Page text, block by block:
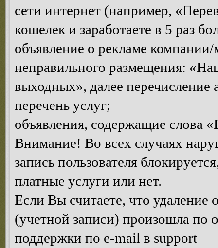
сети интернет (например,
кошелек и заработаете в 5 раз
объявление о рекламе
неправильного размещения:
выходных», далее перечисление
перечень услуг;
объявления, содержащие слова
Внимание! Во всех случаях
запись пользователя
платные услуги или нет.
Если Вы считаете, что удаление
(учетной записи) произошла по
поддержки по e-mail в support